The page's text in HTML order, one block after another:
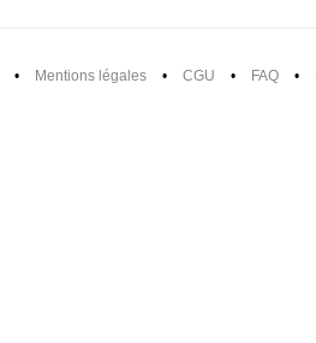
• Mentions légales • CGU • FAQ •